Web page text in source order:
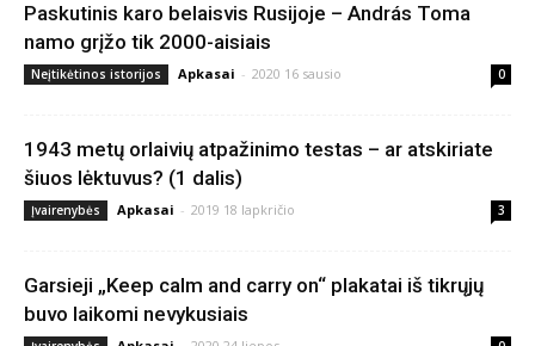
Paskutinis karo belaisvis Rusijoje – András Toma
namo grįžo tik 2000-aisiais
Neįtikėtinos istorijos Apkasai - 2020 16 sausio 0
1943 metų orlaivių atpažinimo testas – ar atskiriate
šiuos lėktuvus? (1 dalis)
Įvairenybės Apkasai - 2019 18 lapkričio 3
Garsieji „Keep calm and carry on“ plakatai iš tikrųjų
buvo laikomi nevykusiais